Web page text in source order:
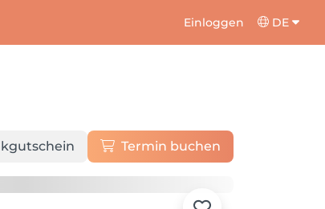
Einloggen DE
Termin buchen